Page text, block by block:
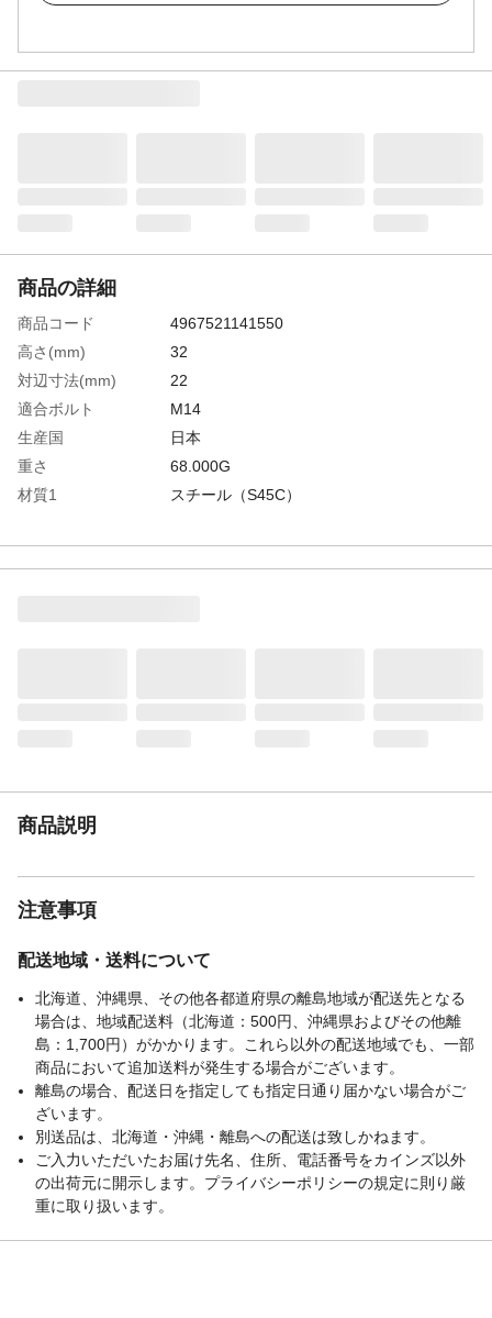
商品の詳細
商品コード
4967521141550
高さ(mm)
32
対辺寸法(mm)
22
適合ボルト
M14
生産国
日本
重さ
68.000G
材質1
スチール（S45C）
商品説明
注意事項
配送地域・送料について
北海道、沖縄県、その他各都道府県の離島地域が配送先となる
場合は、地域配送料（北海道：500円、沖縄県およびその他離
島：1,700円）がかかります。これら以外の配送地域でも、一部
商品において追加送料が発生する場合がございます。
離島の場合、配送日を指定しても指定日通り届かない場合がご
ざいます。
別送品は、北海道・沖縄・離島への配送は致しかねます。
ご入力いただいたお届け先名、住所、電話番号をカインズ以外
の出荷元に開示します。プライバシーポリシーの規定に則り厳
重に取り扱います。